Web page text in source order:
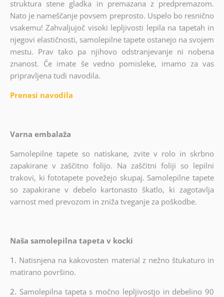
struktura stene gladka in premazana z predpremazom.
Nato je nameščanje povsem preprosto. Uspelo bo resnično
vsakemu! Zahvaljujoč visoki lepljivosti lepila na tapetah in
njegovi elastičnosti, samolepilne tapete ostanejo na svojem
mestu. Prav tako pa njihovo odstranjevanje ni nobena
znanost. Če imate še vedno pomisleke, imamo za vas
pripravljena tudi navodila.
Prenesi navodila
Varna embalaža
Samolepilne tapete so natiskane, zvite v rolo in skrbno
zapakirane v zaščitno folijo. Na zaščitni foliji so lepilni
trakovi, ki fototapete povežejo skupaj. Samolepilne tapete
so zapakirane v debelo kartonasto škatlo, ki zagotavlja
varnost med prevozom in zniža tveganje za poškodbe.
Naša samolepilna tapeta v kocki
1. Natisnjena na kakovosten material z nežno štukaturo in
matirano površino.
2. Samolepilna tapeta s močno lepljivostjo in debelino 90